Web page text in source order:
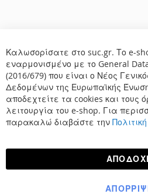
Καλωσορίσατε στο suc.gr. Το e-
εναρμονισμένο με το General
(2016/679) που είναι ο Νέος
Δεδομένων της Ευρωπαϊκής
αποδεχτείτε τα cookies και τους
λειτουργία του e-shop. Για
παρακαλώ διαβάστε την